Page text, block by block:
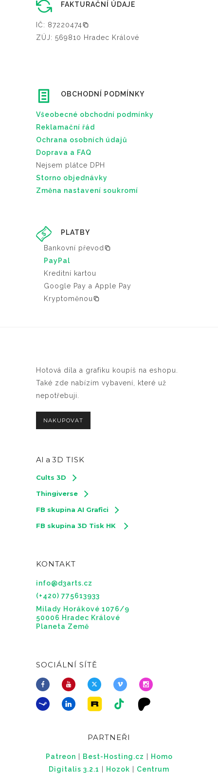
FAKTURAČNÍ ÚDAJE
IČ: 87220474
ZÚJ: 569810 Hradec Králové
OBCHODNÍ PODMÍNKY
Všeobecné obchodní podmínky
Reklamační řád
Ochrana osobních údajů
Doprava a FAQ
Nejsem plátce DPH
Storno objednávky
Změna nastavení soukromí
PLATBY
Bankovní převod
PayPal
Kreditní kartou
Google Pay a Apple Pay
Kryptoměnou
Hotová díla a grafiku koupíš na eshopu.
Také zde nabízím vybavení, které už
nepotřebuji.
NAKUPOVAT
AI a 3D TISK
Cults 3D
Thingiverse
FB skupina AI Grafici
FB skupina 3D Tisk HK
KONTAKT
info@d3arts.cz
(+420) 775613933
Milady Horákové 1076/9
50006 Hradec Králové
Planeta Země
SOCIÁLNÍ SÍTĚ
PARTNEŘI
Patreon Best-Hosting.cz
Homo
Digitalis 3.2.1
Hozok Centrum